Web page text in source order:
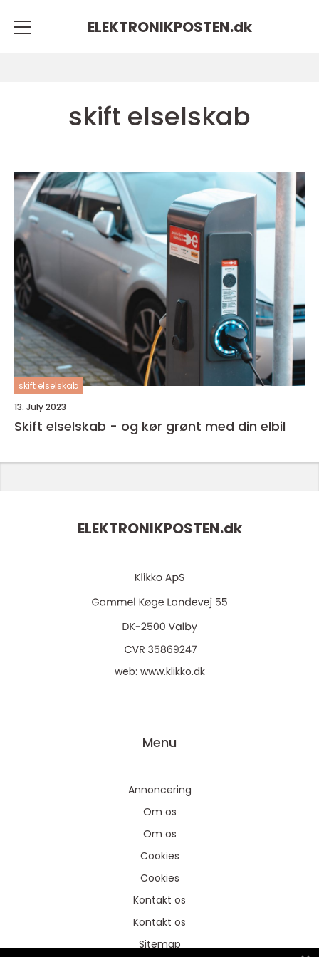
ELEKTRONIKPOSTEN.dk
skift elselskab
skift elselskab
13. July 2023
Skift elselskab - og kør grønt med din elbil
ELEKTRONIKPOSTEN.dk
web: www.klikko.dk
Menu
Annoncering
Om os
Om os
Cookies
Cookies
Kontakt os
Kontakt os
Sitemap